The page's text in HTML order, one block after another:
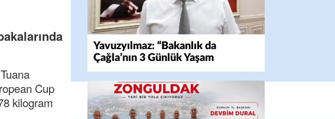
Cup
kilogram
Yavuzyılmaz: “Bakanlık da
Çağla’nın 3 Günlük Yaşam
Mücadelesini Yok Saydı!”